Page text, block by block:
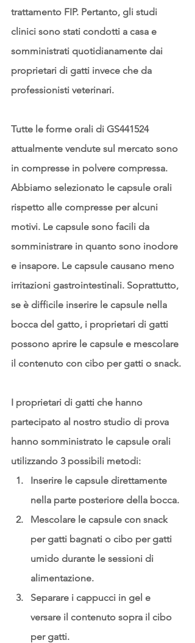
trattamento FIP. Pertanto, gli studi
clinici sono stati condotti a casa e
somministrati quotidianamente dai
proprietari di gatti invece che da
professionisti veterinari.
Tutte le forme orali di GS441524
attualmente vendute sul mercato sono
in compresse in polvere compressa.
Abbiamo selezionato le capsule orali
rispetto alle compresse per alcuni
motivi. Le capsule sono facili da
somministrare in quanto sono inodore
e insapore. Le capsule causano meno
irritazioni gastrointestinali. Soprattutto,
se è difficile inserire le capsule nella
bocca del gatto, i proprietari di gatti
possono aprire le capsule e mescolare
il contenuto con cibo per gatti o snack.
I proprietari di gatti che hanno
partecipato al nostro studio di prova
hanno somministrato le capsule orali
utilizzando 3 possibili metodi:
Inserire le capsule direttamente
nella parte posteriore della bocca.
Mescolare le capsule con snack
per gatti bagnati o cibo per gatti
umido durante le sessioni di
alimentazione.
Separare i cappucci in gel e
versare il contenuto sopra il cibo
per gatti.